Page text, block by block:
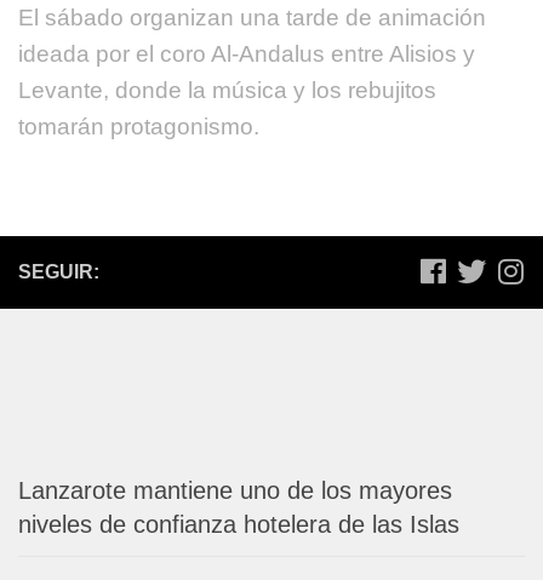
El sábado organizan una tarde de animación
ideada por el coro Al-Andalus entre Alisios y
Levante, donde la música y los rebujitos
tomarán protagonismo.
SEGUIR:
Lanzarote mantiene uno de los mayores
niveles de confianza hotelera de las Islas